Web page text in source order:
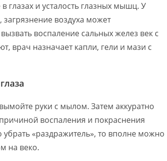
и усталость глазных мышц. У
воздуха может
воспаление сальных желез век с
врач назначает капли, гели и мази с
руки с мылом. Затем аккуратно
воспаления и покраснения
убрать «раздражитель», то вполне можно
на веко.